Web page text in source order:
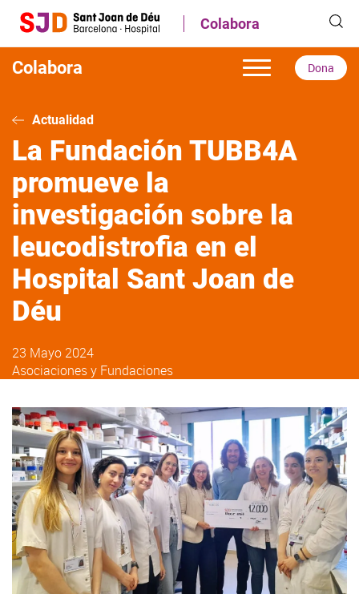
Pasar
contenido
principal
Colabora
Colabora Dona
Actualidad
La Fundación TUBB4A
promueve la
investigación sobre la
leucodistrofia en el
Hospital Sant Joan de
Déu
23 Mayo 2024
Asociaciones y Fundaciones